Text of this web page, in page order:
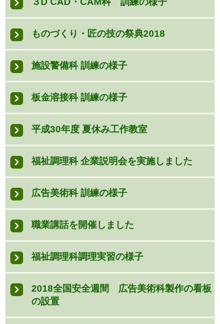
ものづくり・匠の技の祭典2018
施設警備科 訓練の様子
板金溶接科 訓練の様子
平成30年度 夏休み工作教室
福祉調理科 企業説明会を実施しました
広告美術科 訓練の様子
職業講話を開催しました
福祉調理科調理実習の様子
2018全国安全週間 広告美術科製作の看板
の設置